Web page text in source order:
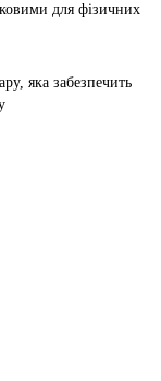
для фізичних
яка забезпечить